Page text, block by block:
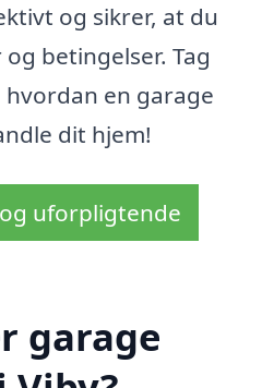
og sikrer, at du
betingelser. Tag
en garage
dit hjem!
uforpligtende
garage